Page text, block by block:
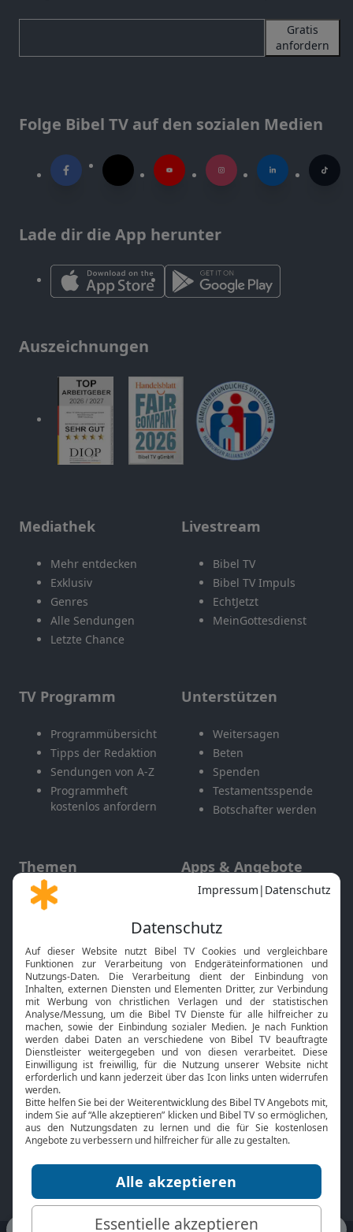
Gratis
anfordern
Folge Bibel TV auf den sozialen Medien
Lade dir die App herunter
Auszeichnungen
Mediathek
Mehr entdecken
Exklusiv
Genres
Alle Sendungen
Letzte Chance
Livestream
Bibel TV
Bibel TV Impuls
EchtJetzt
MeinGottesdienst
TV Programm
Programmübersicht
Tipps der Redaktion
Sendungen von A-Z
Programmheft
kostenlos anfordern
Unterstützen
Weitersagen
Beten
Spenden
Testamentsspende
Botschafter werden
Themen
Gott und Bibel erklärt
Neuigkeiten
Apps & Angebote
Mobile App
Smart TV
HbbTV
Bibelthek Online-Bibel
Nächster Gottesdienst
Bibel TV
Über uns
Jobs
Mediadaten
Service
Kontakt
TV-Empfang